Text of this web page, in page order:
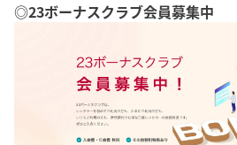
◎23ボーナスクラブ会員募集中